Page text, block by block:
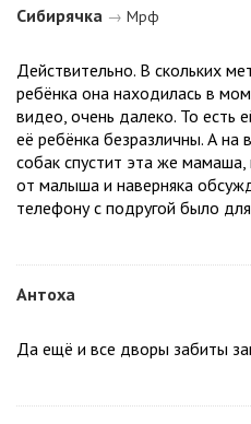
Сибирячка → Мрф
Действительно. В скольких
ребёнка она находилась в
видео, очень далеко. То есть
её ребёнка безразличны. А
собак спустит эта же
от малыша и наверняка
телефону с подругой было
Антоха
Да ещё и все дворы забиты